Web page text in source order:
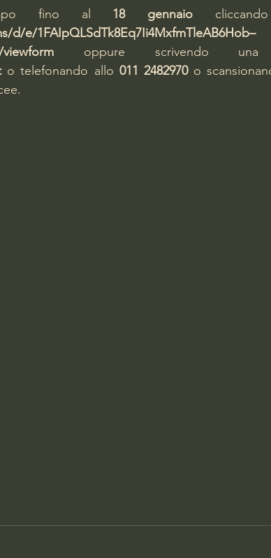
fino al 18 gennaio
e/1FAIpQLSdTk8Eq7Ii4MxfmTleAB6Hob–
viewform
o telefonando allo 011 2482970 o